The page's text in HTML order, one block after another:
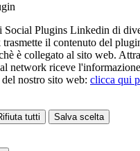
Social Plugins Linkedin di
il contenuto del
è collegato al sito web.
network riceve
nostro sito web: clicca qui
tutti Salva scelta